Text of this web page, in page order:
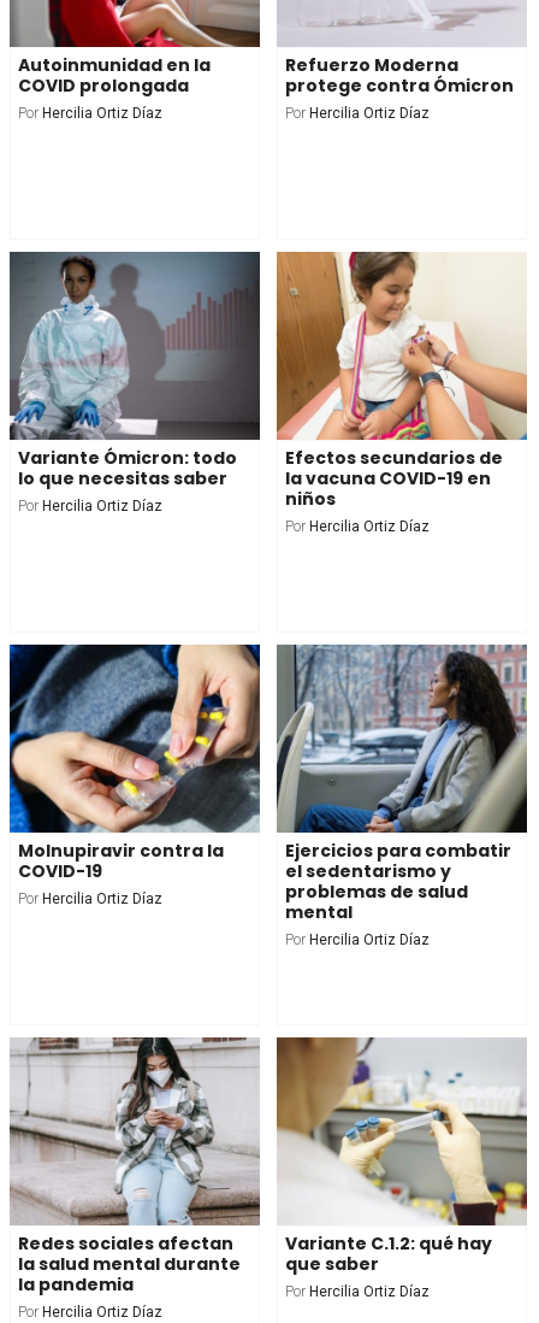
Autoinmunidad en la
COVID prolongada
Por Hercilia Ortiz Díaz
Refuerzo Moderna
protege contra Ómicron
Por Hercilia Ortiz Díaz
Variante Ómicron: todo
lo que necesitas saber
Por Hercilia Ortiz Díaz
Efectos secundarios de
la vacuna COVID-19 en
niños
Por Hercilia Ortiz Díaz
Molnupiravir contra la
COVID-19
Por Hercilia Ortiz Díaz
Ejercicios para combatir
el sedentarismo y
problemas de salud
mental
Por Hercilia Ortiz Díaz
Redes sociales afectan
la salud mental durante
la pandemia
Por Hercilia Ortiz Díaz
Variante C.1.2: qué hay
que saber
Por Hercilia Ortiz Díaz